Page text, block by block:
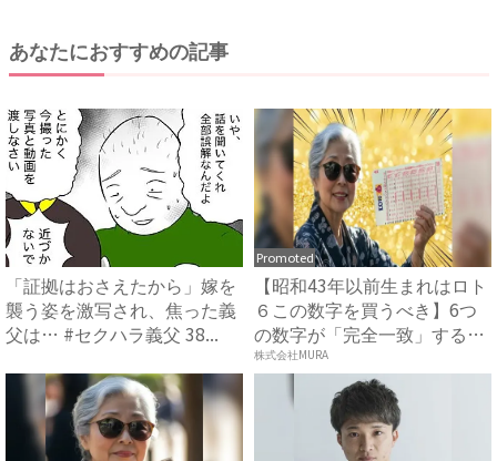
あなたにおすすめの記事
「証拠はおさえたから」嫁を
襲う姿を激写され、焦った義
父は… #セクハラ義父 38...
Promoted
【昭和43年以前生まれはロト
６この数字を買うべき】6つ
の数字が「完全一致」する
方...
株式会社MURA